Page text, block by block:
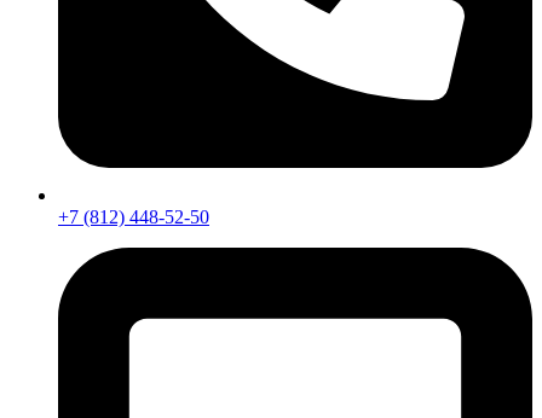
+7 (812) 448-52-50